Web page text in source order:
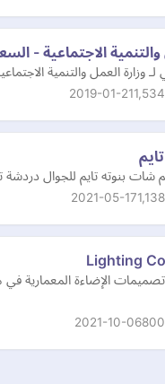
والتنمية الاجتماعية -
وزارة العمل والتنمية
2019-01-21
شات بنوته تايم للجوال
2021-05-17
Lighting
2021-10-06